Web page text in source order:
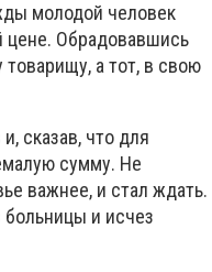
молодой человек
цене. Обрадовавшись
а тот, в свою
сказав, что для
сумму. Не
важнее, и стал ждать.
больницы и исчез